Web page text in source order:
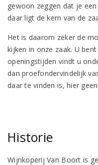
gewoon zeggen dat je
daar ligt de kern van de
Het is daarom zeker de
kijken in onze zaak. U
openingstijden vindt u
dan proefondervindelijk
daar te vinden is, hier
Historie
Wijnkoperij Van Boort is